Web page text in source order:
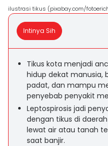
ilustrasi tikus (pixabay.com/
Intinya Sih
Tikus kota menjadi
hidup dekat manusia,
padat, dan mampu
penyebab penyakit
Leptospirosis jadi
dengan tikus di
lewat air atau tanah
saat banjir.